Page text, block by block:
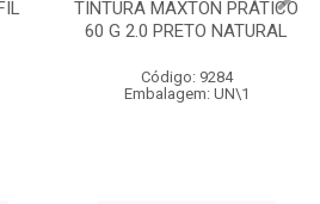
TINTURA MAXTON PRÁTICO
60 G 2.0 PRETO NATURAL
Código: 9284
Embalagem: UN\1